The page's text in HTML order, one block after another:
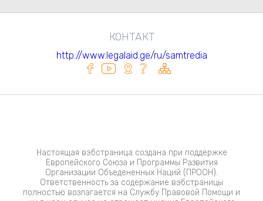
КОНТАКТ
http://www.legalaid.ge/ru/samtredia
Настоящая вэбстраница создана при поддержке
Европейского Союза и Программы Развития
Организации Объедененных Наций (ПРООН).
Ответственность за содержание вэбстраницы
полностью возлагается на Службу Правовой Помощи и